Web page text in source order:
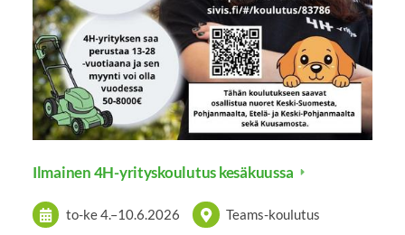
Ilmainen 4H-yrityskoulutus kesäkuussa
to-ke4.–10.6.2026 Teams-koulutus